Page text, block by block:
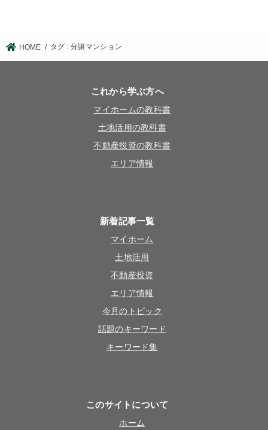
HOME タグ : 分譲マンション
これから学ぶ方へ
マイホームの教科書
土地活用の教科書
不動産投資の教科書
エリア情報
新着記事一覧
マイホーム
土地活用
不動産投資
エリア情報
今月のトピック
話題のキーワード
キーワード集
このサイトについて
ホーム